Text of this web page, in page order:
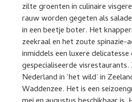
zilte groenten in culinaire
rauw worden gegeten als
in een beetje boter. Het
zeekraal en het zoute spinazie-
inmiddels een luxere
gespecialiseerde
Nederland in ‘het wild’ in
Waddenzee. Het is een